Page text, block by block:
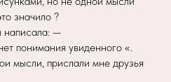
значило ?
написала: —
понимания увиденного «.
мысли, прислали мне друзья